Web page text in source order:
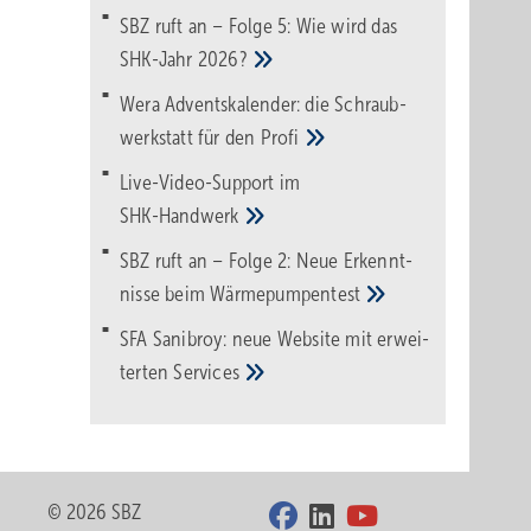
SBZ ruft an – Folge 5: Wie wird das
SHK-Jahr 2026?
Wera Adventskalender: die Schraub­
werk­statt für den Pro­fi
Live-Video-Support im
SHK-Handwerk
SBZ ruft an – Folge 2: Neue Erkennt­
nisse beimWärme­pumpen­test
SFA Sanibroy: neue Web­site mit erwei­
tertenServices
© 2026 SBZ